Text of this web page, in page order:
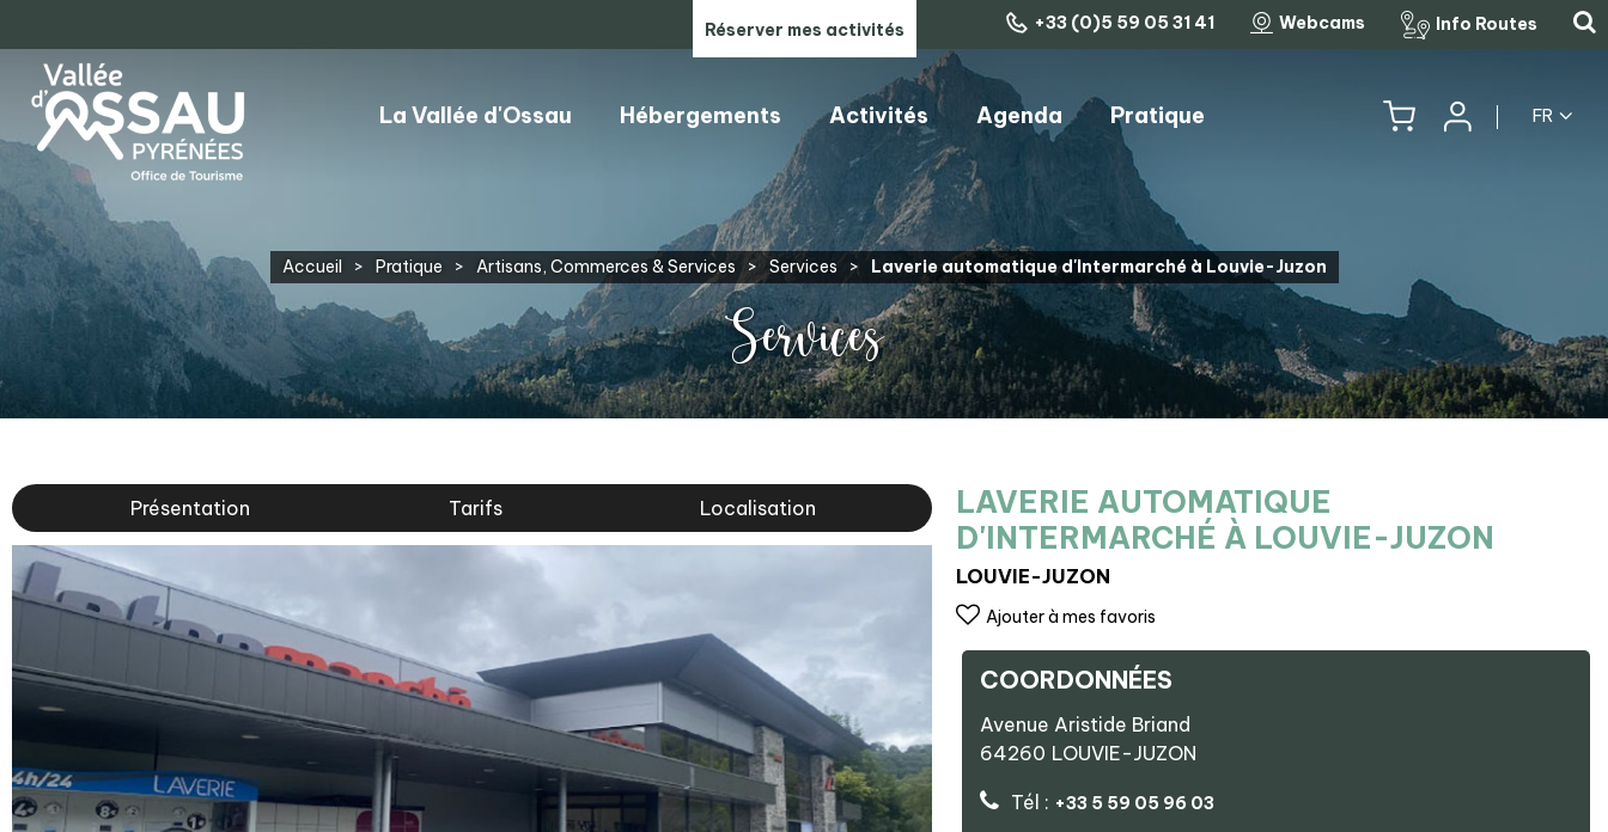
Réserver mes activités +33 (0)5 59 05 31 41 Webcams Info Routes
La Vallée d'Ossau Hébergements Activités Agenda Pratique FR
Accueil > Pratique > Artisans, Commerces & Services > Services > Laverie automatique d'Intermarché à Louvie-Juzon
Services
Présentation Tarifs Localisation
LAVERIE AUTOMATIQUE
D'INTERMARCHÉ À LOUVIE-JUZON
LOUVIE-JUZON
Ajouter à mes favoris
COORDONNÉES
Avenue Aristide Briand
64260 LOUVIE-JUZON
Tél : +33 5 59 05 96 03